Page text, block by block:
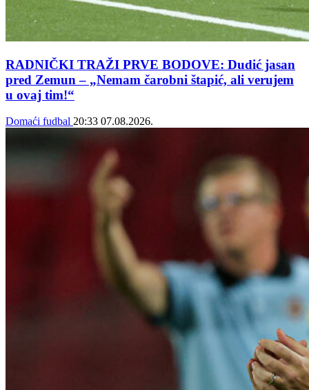
RADNIČKI TRAŽI PRVE BODOVE: Dudić jasan
pred Zemun – „Nemam čarobni štapić, ali verujem
u ovaj tim!“
Domaći fudbal 20:33 07.08.2026.